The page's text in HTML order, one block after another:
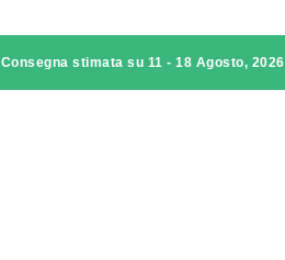
Consegna stimata su 11 - 18 Agosto, 2026